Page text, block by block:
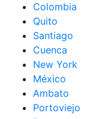
Colombia
Quito
Santiago
Cuenca
New York
México
Ambato
Portoviejo